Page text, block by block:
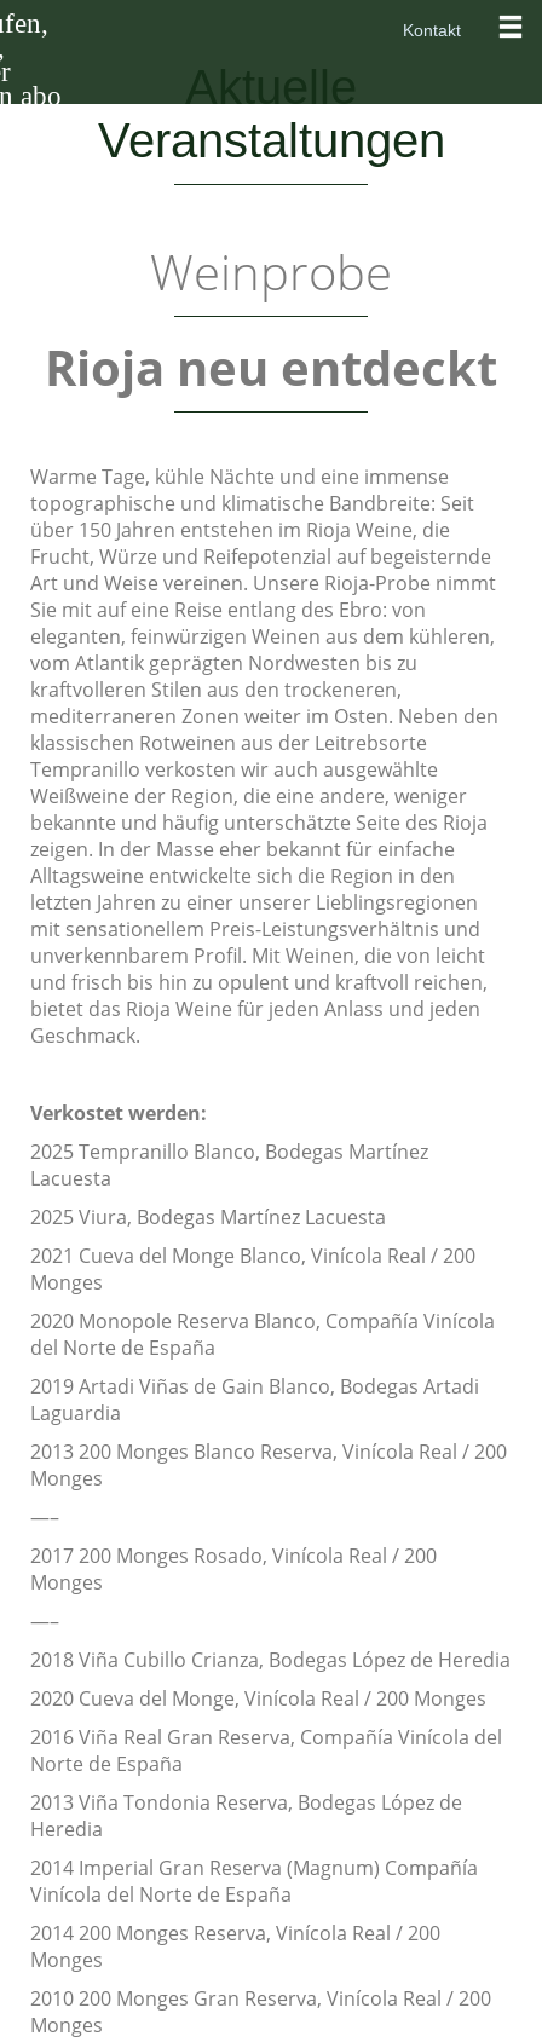
Kontakt
Veranstaltungen
Weinprobe
Rioja neu entdeckt
Warme Tage, kühle Nächte und eine immense
topographische und klimatische Bandbreite: Seit
über 150 Jahren entstehen im Rioja Weine, die
Frucht, Würze und Reifepotenzial auf begeisternde
Art und Weise vereinen. Unsere Rioja-Probe nimmt
Sie mit auf eine Reise entlang des Ebro: von
eleganten, feinwürzigen Weinen aus dem kühleren,
vom Atlantik geprägten Nordwesten bis zu
kraftvolleren Stilen aus den trockeneren,
mediterraneren Zonen weiter im Osten. Neben den
klassischen Rotweinen aus der Leitrebsorte
Tempranillo verkosten wir auch ausgewählte
Weißweine der Region, die eine andere, weniger
bekannte und häufig unterschätzte Seite des Rioja
zeigen. In der Masse eher bekannt für einfache
Alltagsweine entwickelte sich die Region in den
letzten Jahren zu einer unserer Lieblingsregionen
mit sensationellem Preis-Leistungsverhältnis und
unverkennbarem Profil. Mit Weinen, die von leicht
und frisch bis hin zu opulent und kraftvoll reichen,
bietet das Rioja Weine für jeden Anlass und jeden
Geschmack.
Verkostet werden:
2025 Tempranillo Blanco, Bodegas Martínez
Lacuesta
2025 Viura, Bodegas Martínez Lacuesta
2021 Cueva del Monge Blanco, Vinícola Real / 200
Monges
2020 Monopole Reserva Blanco, Compañía Vinícola
del Norte de España
2019 Artadi Viñas de Gain Blanco, Bodegas Artadi
Laguardia
2013 200 Monges Blanco Reserva, Vinícola Real / 200
Monges
—–
2017 200 Monges Rosado, Vinícola Real / 200
Monges
—–
2018 Viña Cubillo Crianza, Bodegas López de Heredia
2020 Cueva del Monge, Vinícola Real / 200 Monges
2016 Viña Real Gran Reserva, Compañía Vinícola del
Norte de España
2013 Viña Tondonia Reserva, Bodegas López de
Heredia
2014 Imperial Gran Reserva (Magnum) Compañía
Vinícola del Norte de España
2014 200 Monges Reserva, Vinícola Real / 200
Monges
2010 200 Monges Gran Reserva, Vinícola Real / 200
Monges